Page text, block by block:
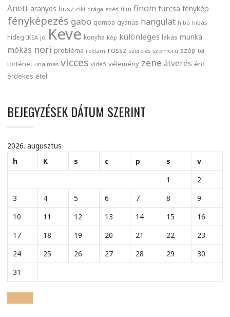
Anett aranyos busz ciki drága ebéd film finom furcsa fénykép
fényképezés gabo gomba gyanús hangulat hiba hibás
hideg IKEA jó Keve konyha kép különleges lakás munka
mókás nori probléma reklám rossz szerelés szomorú szép tél
történet unalmas vicces videó vélemény zene átverés érd
érdekes étel
BEJEGYZÉSEK DÁTUM SZERINT
2026. augusztus
h
K s c p s
v
1
2
3
4 5 6 7 8
9
10
11 12 13 14 15
16
17
18 19 20 21 22
23
24
25 26 27 28 29
30
31